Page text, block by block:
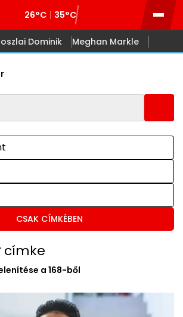
26°C 35°C
Dominik Meghan Markle
CSAK CÍMKÉBEN
címke
a 168-ből